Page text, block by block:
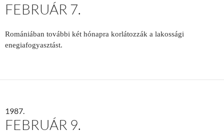
FEBRUÁR 7.
Romániában további két hónapra korlátozzák a lakossági
enegiafogyasztást.
1987.
FEBRUÁR 9.